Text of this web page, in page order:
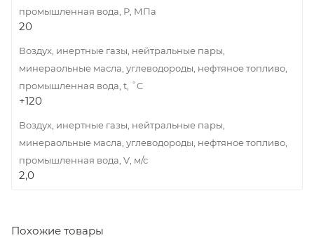
промышленная вода, Р, МПа
20
Воздух, инертные газы, нейтральные пары,
минераольные масла, углеводороды, нефтяное топливо,
промышленная вода, t, ˚C
+120
Воздух, инертные газы, нейтральные пары,
минераольные масла, углеводороды, нефтяное топливо,
промышленная вода, V, м/с
2,0
Похожие товары